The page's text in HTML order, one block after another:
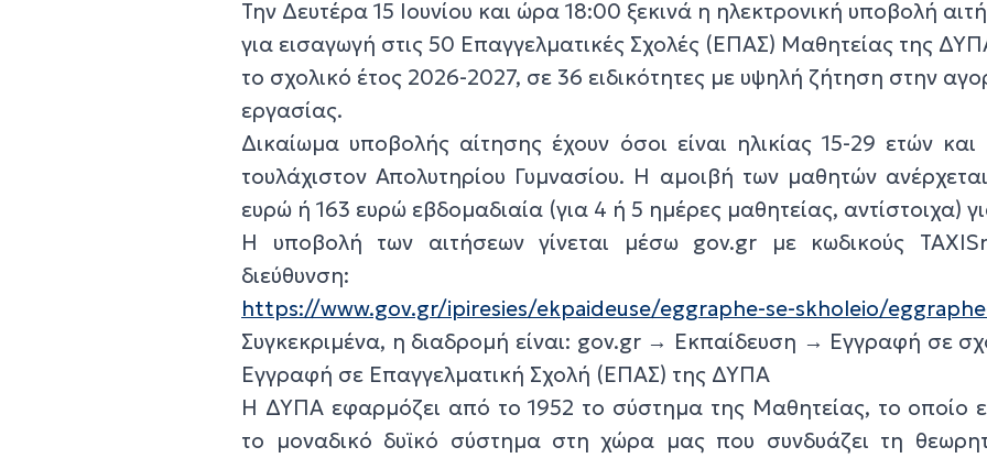
Την Δευτέρα 15 Ιουνίου και ώρα 18:00 ξεκινά η ηλεκτρονική υποβολή
για εισαγωγή στις 50 Επαγγελματικές Σχολές (ΕΠΑΣ) Μαθητείας της
το σχολικό έτος 2026-2027, σε 36 ειδικότητες με υψηλή ζήτηση στην
εργασίας.
Δικαίωμα υποβολής αίτησης έχουν όσοι είναι ηλικίας 15-29 ετών και
τουλάχιστον Απολυτηρίου Γυμνασίου. Η αμοιβή των μαθητών
ευρώ ή 163 ευρώ εβδομαδιαία (για 4 ή 5 ημέρες μαθητείας, αντίστοιχα)
Η υποβολή των αιτήσεων γίνεται μέσω gov.gr με κωδικούς
διεύθυνση:
https://www.gov.gr/ipiresies/ekpaideuse/eggraphe-se-skholeio/
Συγκεκριμένα, η διαδρομή είναι: gov.gr → Εκπαίδευση → Εγγραφή σε
Εγγραφή σε Επαγγελματική Σχολή (ΕΠΑΣ) της ΔΥΠΑ
Η ΔΥΠΑ εφαρμόζει από το 1952 το σύστημα της Μαθητείας, το οποίο
το μοναδικό δυϊκό σύστημα στη χώρα μας που συνδυάζει τη